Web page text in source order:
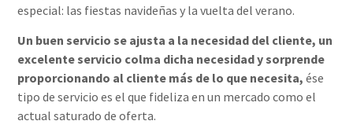
especial: las fiestas navideñas y la vuelta del verano.
Un buen servicio se ajusta a la necesidad del cliente, un
excelente servicio colma dicha necesidad y sorprende
proporcionando al cliente más de lo que necesita, ése
tipo de servicio es el que fideliza en un mercado como el
actual saturado de oferta.